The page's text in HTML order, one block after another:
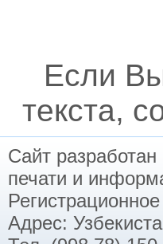
Если
текста,
Сайт
печати и
Адрес: